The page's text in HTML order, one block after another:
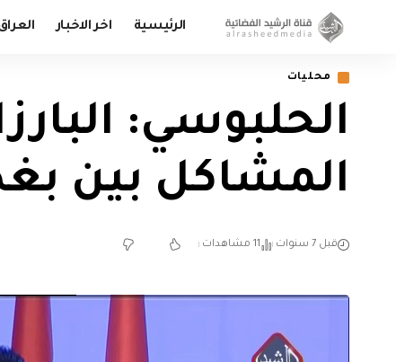
الرئيسية اخر الاخبار
محليات
الحلبوسي:
المشاكل بين
قبل 7 سنوات 11 مشاهدات